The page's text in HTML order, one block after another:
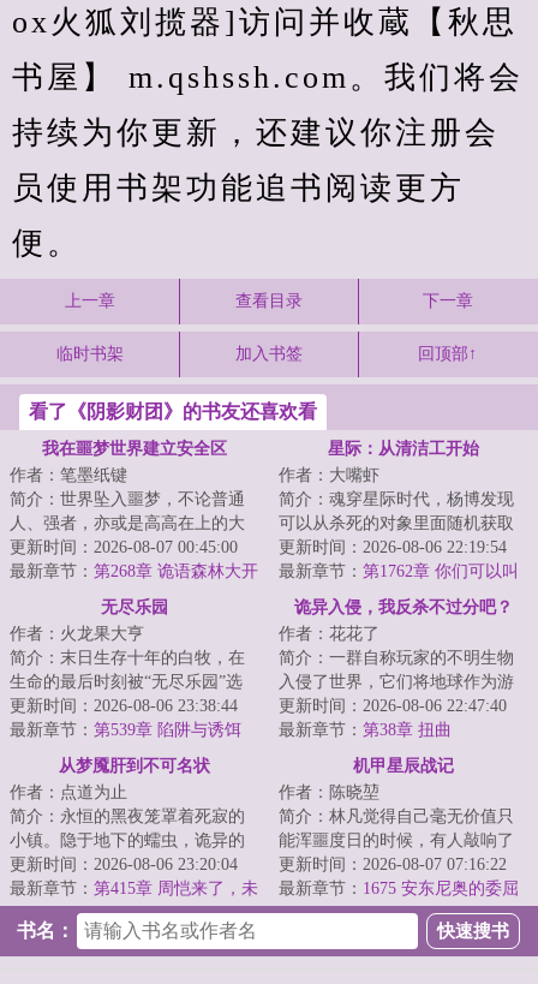
ox火狐刘揽器]访问并收蔵【秋思
书屋】 m.qshssh.com。我们将会
持续为你更新，还建议你注册会
员使用书架功能追书阅读更方
便。
上一章 查看目录 下一章
临时书架 加入书签 回顶部↑
看了《阴影财团》的书友还喜欢看
我在噩梦世界建立安全区
作者：笔墨纸键
简介：世界坠入噩梦，不论普通
人、强者，亦或是高高在上的大
人物，都只能在噩梦中挣扎。时
安踏入噩梦的深...
更新时间：2026-08-07 00:45:00
最新章节： 第268章 诡语森林大开
星际：从清洁工开始
作者：大嘴虾
简介：魂穿星际时代，杨博发现
可以从杀死的对象里面随机获取
能力！杀死一条金鱼，游泳+！杀
死一只蝙蝠，...
更新时间：2026-08-06 22:19:54
最新章节： 第1762章 你们可以叫
我皇帝（第二更）
无尽乐园
作者：火龙果大亨
简介：末日生存十年的白牧，在
生命的最后时刻被“无尽乐园”选
中，成为一名玩家。荒岛求生，
丧尸危机，收...
更新时间：2026-08-06 23:38:44
最新章节： 第539章 陷阱与诱饵
诡异入侵，我反杀不过分吧？
作者：花花了
简介：一群自称玩家的不明生物
入侵了世界，它们将地球作为游
戏场地，展开一场争夺卡牌的游
戏。风翎意外获...
更新时间：2026-08-06 22:47:40
最新章节： 第38章 扭曲
从梦魇肝到不可名状
作者：点道为止
简介：永恒的黑夜笼罩着死寂的
小镇。隐于地下的蠕虫，诡异的
寄生胎，促使生物畸变的未知病
毒。神像蒙尘，...
更新时间：2026-08-06 23:20:04
最新章节： 第415章 周恺来了，未
机甲星辰战记
作者：陈晓堃
简介：林凡觉得自己毫无价值只
能浑噩度日的时候，有人敲响了
她的门，说她是会变身凹凸曼的
大英雄压根不相...
更新时间：2026-08-07 07:16:22
最新章节： 1675 安东尼奥的委屈
书名：